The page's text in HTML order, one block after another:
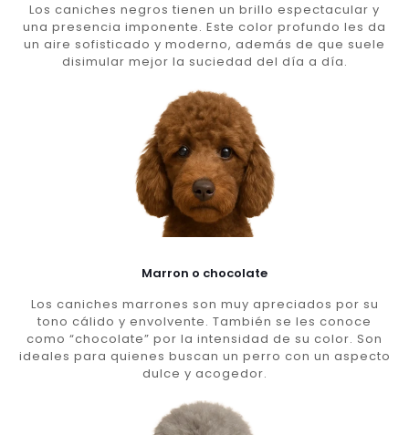
Los caniches negros tienen un brillo espectacular y
una presencia imponente. Este color profundo les da
un aire sofisticado y moderno, además de que suele
disimular mejor la suciedad del día a día.
Marron o chocolate
Los caniches marrones son muy apreciados por su
tono cálido y envolvente. También se les conoce
como “chocolate” por la intensidad de su color. Son
ideales para quienes buscan un perro con un aspecto
dulce y acogedor.